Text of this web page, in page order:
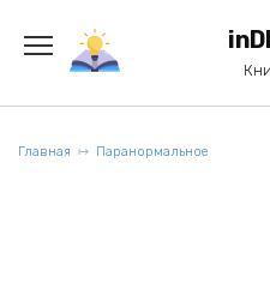
содержанию
Главная Паранормальное